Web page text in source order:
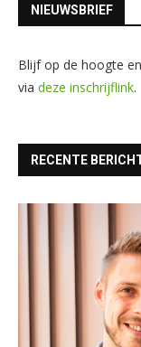
NIEUWSBRIEF
Blijf op de hoogte
via deze inschrijflink.
RECENTE